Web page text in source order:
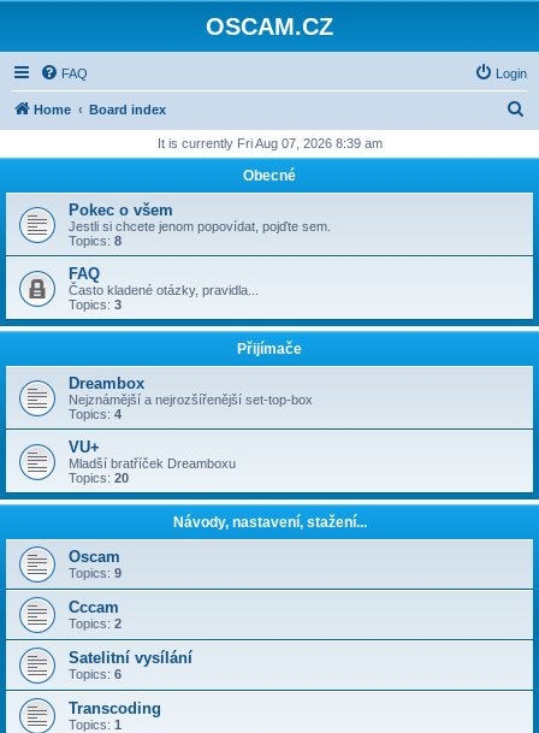
OSCAM.CZ
FAQ Login
Home Board index
r
h
It is currently Fri Aug 07, 2026 8:39 am
Obecné
Pokec o všem
Jestli si chcete jenom popovídat, pojďte sem.
Topics: 8
FAQ
Často kladené otázky, pravidla...
Topics: 3
Přijímače
Dreambox
Nejznámější a nejrozšířenější set-top-box
Topics: 4
VU+
Mladší bratříček Dreamboxu
Topics: 20
Návody, nastavení, stažení...
Oscam
Topics: 9
Cccam
Topics: 2
Satelitní vysílání
Topics: 6
Transcoding
Topics: 1